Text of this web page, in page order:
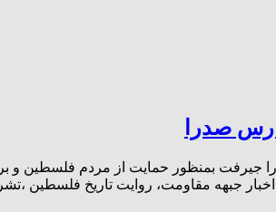
صدرا
جیرفت بمنظور حمایت از مردم فلسطین و
جبهه مقاومت، روایت تاریخ فلسطین